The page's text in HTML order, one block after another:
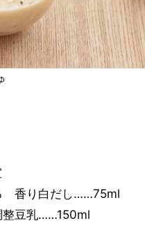
香り白だし……75ml
整豆乳……150ml